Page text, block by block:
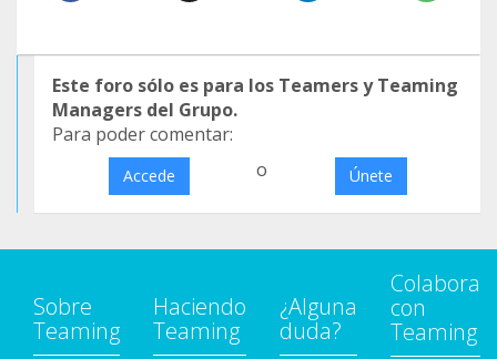
Este foro sólo es para los Teamers y Teaming
Managers del Grupo.
Para poder comentar:
Accede o Únete
Sobre
Teaming
Haciendo
Teaming
¿Alguna
duda?
Colabora
con
Teaming